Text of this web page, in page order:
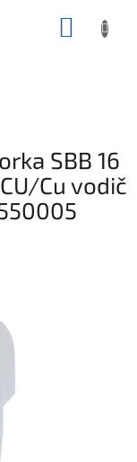
SBB 16
Cu vodič